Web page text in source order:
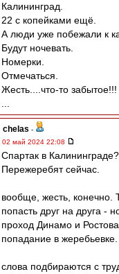
Калининград.
22 с копейками ещё.
А люди уже побежали к
Будут ночевать.
Номерки.
Отмечаться.
Жесть....что-то забытое!!!
chelas -
02 май 2024 22:08
Спартак в
Пережеребят сейчас.
вообще, жесть,
попасть друг на друга -
проход Динамо и
попадание в жеребьевке.
слова подбираются с